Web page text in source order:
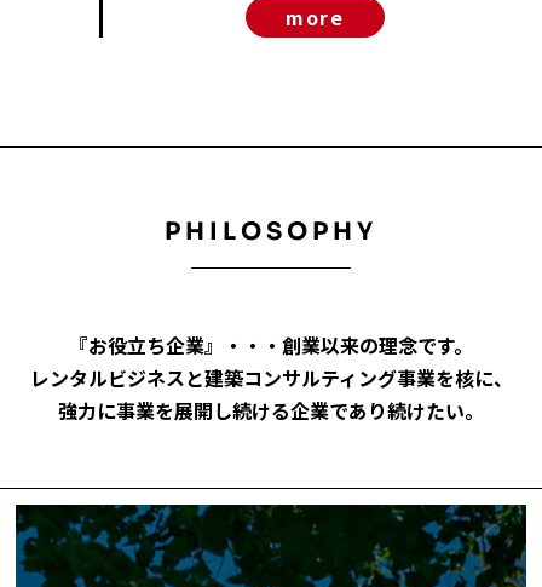
more
PHILOSOPHY
『お役立ち企業』・・・創業以来の理念です。
レンタルビジネスと建築コンサルティング事業を核に、
強力に事業を展開し続ける企業であり続けたい。